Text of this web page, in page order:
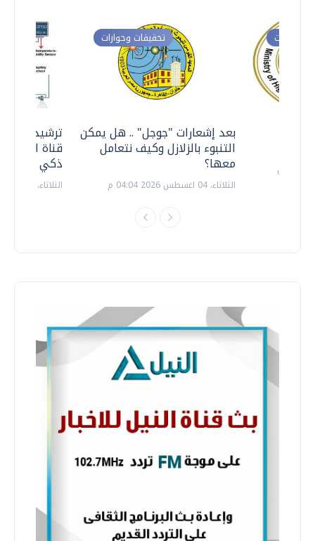
ترشيدا
قناة
ذكي
الثلاثاء، 14 يوليو 2026 06:11 م
تحقيقات وحوارات
بعد إشعارات "جوجل" .. هل يمكن
التنبوء بالزلازل وكيف نتعامل
معها؟
الثلاثاء، 04 اغسطس 2026 04:04 م
وحوارات